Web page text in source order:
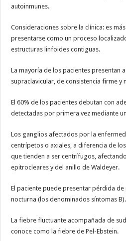
autoinmunes.
Consideraciones sobre la clínica: es
presentarse como un proceso
estructuras linfoides contiguas.
La mayoría de los pacientes presentan
supraclavicular, de consistencia firme y
El 60% de los pacientes debutan con
detectadas por primera vez mediante
Los ganglios afectados por la
centrípetos o axiales, a diferencia de
que tienden a ser centrífugos,
epitrocleares y del anillo de Waldeyer.
El paciente puede presentar pérdida
nocturna (los denominados síntomas B).
La fiebre fluctuante acompañada de
conoce como la fiebre de Pel-Ebstein.